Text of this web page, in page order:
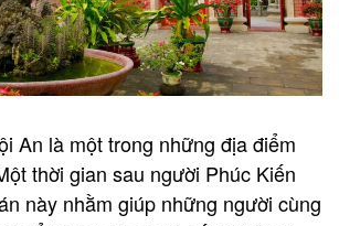
An là một trong những địa điểm
thời gian sau người Phúc Kiến
này nhằm giúp những người cùng